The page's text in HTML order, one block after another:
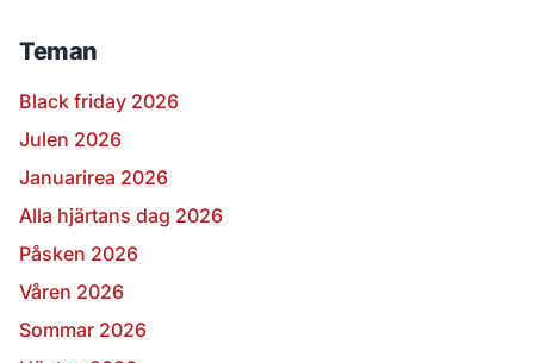
Teman
Black friday 2026
Julen 2026
Januarirea 2026
Alla hjärtans dag 2026
Påsken 2026
Våren 2026
Sommar 2026